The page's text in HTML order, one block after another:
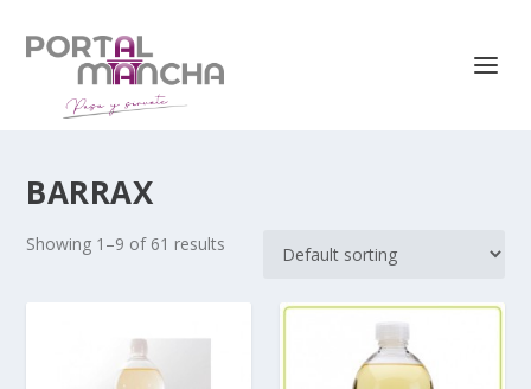
BARRAX
Showing 1–9 of 61 results